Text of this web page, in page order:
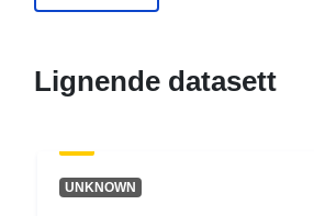
Lignende datasett
UNKNOWN